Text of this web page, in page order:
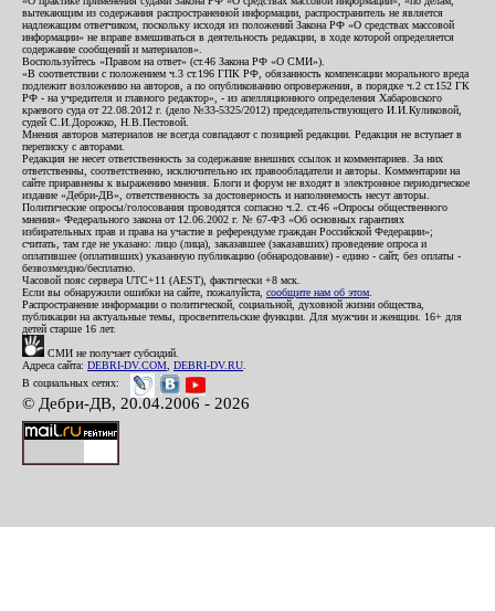
вытекающим из содержания распространенной информации, распространитель не является
надлежащим ответчиком, поскольку исходя из положений Закона РФ «О средствах массовой
информации» не вправе вмешиваться в деятельность редакции, в ходе которой определяется
содержание сообщений и материалов».
Воспользуйтесь «Правом на ответ» (ст.46 Закона РФ «О СМИ»).
«В соответствии с положением ч.3 ст.196 ГПК РФ, обязанность компенсации морального вреда
подлежит возложению на авторов, а по опубликованию опровержения, в порядке ч.2 ст.152 ГК
РФ - на учредителя и главного редактор», - из апелляционного определения Хабаровского
краевого суда от 22.08.2012 г. (дело №33-5325/2012) председательствующего И.И.Куликовой,
судей С.И.Дорожко, Н.В.Пестовой.
Мнения авторов материалов не всегда совпадают с позицией редакции. Редакция не вступает в
переписку с авторами.
Редакция не несет ответственность за содержание внешних ссылок и комментариев. За них
ответственны, соответственно, исключительно их правообладатели и авторы. Комментарии на
сайте приравнены к выражению мнения. Блоги и форум не входят в электронное периодическое
издание «Дебри-ДВ», ответственность за достоверность и наполняемость несут авторы.
Политические опросы/голосования проводятся согласно ч.2. ст.46 «Опросы общественного
мнения» Федерального закона от 12.06.2002 г. № 67-ФЗ «Об основных гарантиях
избирательных прав и права на участие в референдуме граждан Российской Федерации»;
считать, там где не указано: лицо (лица), заказавшее (заказавших) проведение опроса и
оплатившее (оплативших) указанную публикацию (обнародование) - едино - сайт, без оплаты -
безвозмездно/бесплатно.
Часовой пояс сервера UTC+11 (AEST), фактически +8 мск.
Если вы обнаружили ошибки на сайте, пожалуйста, сообщите нам об этом
Распространение информации о политической, социальной, духовной жизни общества,
публикации на актуальные темы, просветительские функции. Для мужчин и женщин. 16+ для
детей старше 16 лет.
СМИ не получает субсидий.
Адреса сайта: DEBRI-DV.COM DEBRI-DV.RU
В социальных сетях:
© Дебри-ДВ, 20.04.2006 - 2026